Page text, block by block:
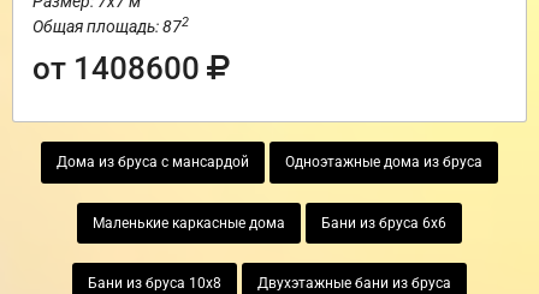
Общая площадь: 872
от 1408600
Дома из бруса с мансардой Одноэтажные дома из бруса
Маленькие каркасные дома Бани из бруса 6х6
Бани из бруса 10х8 Двухэтажные бани из бруса